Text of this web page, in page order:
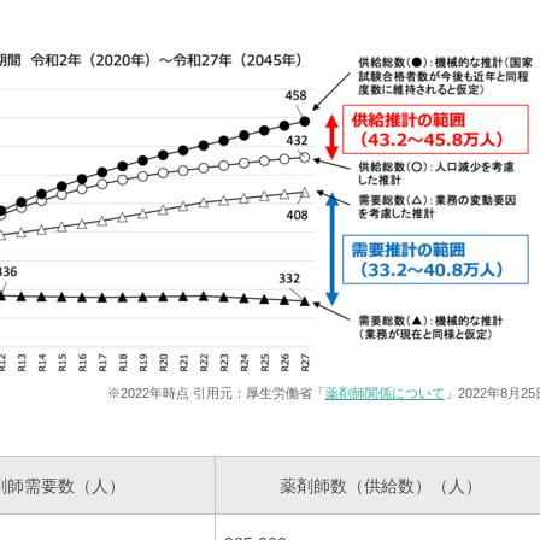
※2022年時点 引用元：厚生労働省「 薬剤師関係について 」2022年8月25
師需要数（人） 薬剤師数（供給数）（人）